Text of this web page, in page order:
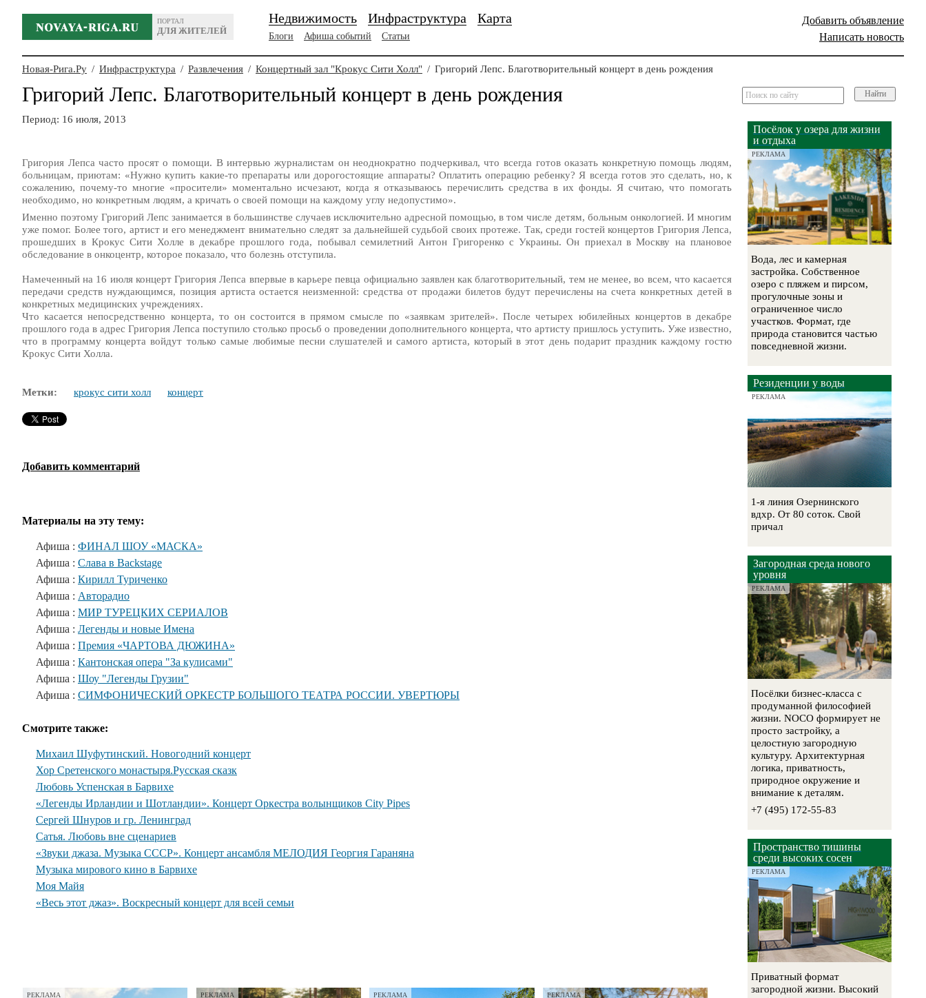
ПОРТАЛ
ДЛЯ ЖИТЕЛЕЙ
Добавить объявление
Написать новость
Недвижимость Инфраструктура Карта
Блоги Афиша событий Статьи
Новая-Рига.Ру / Инфраструктура / Развлечения / Концертный зал "Крокус Сити Холл" / Григорий Лепс. Благотворительный концерт в день рождения
Григорий Лепс. Благотворительный концерт в день рождения
Период: 16 июля, 2013
Григория Лепса часто просят о помощи. В интервью журналистам он неоднократно подчеркивал, что всегда готов оказать конкретную помощь людям,
больницам, приютам: «Нужно купить какие-то препараты или дорогостоящие аппараты? Оплатить операцию ребенку? Я всегда готов это сделать, но, к
сожалению, почему-то многие «просители» моментально исчезают, когда я отказываюсь перечислить средства в их фонды. Я считаю, что помогать
необходимо, но конкретным людям, а кричать о своей помощи на каждому углу недопустимо».
Именно поэтому Григорий Лепс занимается в большинстве случаев исключительно адресной помощью, в том числе детям, больным онкологией. И многим
уже помог. Более того, артист и его менеджмент внимательно следят за дальнейшей судьбой своих протеже. Так, среди гостей концертов Григория Лепса,
прошедших в Крокус Сити Холле в декабре прошлого года, побывал семилетний Антон Григоренко с Украины. Он приехал в Москву на плановое
обследование в онкоцентр, которое показало, что болезнь отступила.
Намеченный на 16 июля концерт Григория Лепса впервые в карьере певца официально заявлен как благотворительный, тем не менее, во всем, что касается
передачи средств нуждающимся, позиция артиста остается неизменной: средства от продажи билетов будут перечислены на счета конкретных детей в
конкретных медицинских учреждениях.
Что касается непосредственно концерта, то он состоится в прямом смысле по «заявкам зрителей». После четырех юбилейных концертов в декабре
прошлого года в адрес Григория Лепса поступило столько просьб о проведении дополнительного концерта, что артисту пришлось уступить. Уже известно,
что в программу концерта войдут только самые любимые песни слушателей и самого артиста, который в этот день подарит праздник каждому гостю
Крокус Сити Холла.
Метки: крокус сити холл концерт
Добавить комментарий
Материалы на эту тему:
Афиша : ФИНАЛ ШОУ «МАСКА»
Афиша : Слава в Backstage
Афиша : Кирилл Туриченко
Афиша : Авторадио
Афиша : МИР ТУРЕЦКИХ СЕРИАЛОВ
Афиша : Легенды и новые Имена
Афиша : Премия «ЧАРТОВА ДЮЖИНА»
Афиша : Кантонская опера "За кулисами"
Афиша : Шоу "Легенды Грузии"
Афиша : СИМФОНИЧЕСКИЙ ОРКЕСТР БОЛЬШОГО ТЕАТРА РОССИИ. УВЕРТЮРЫ
Смотрите также:
Михаил Шуфутинский. Новогодний концерт
Хор Сретенского монастыря.Русская сказк
Любовь Успенская в Барвихе
«Легенды Ирландии и Шотландии». Концерт Оркестра волынщиков City Pipes
Сергей Шнуров и гр. Ленинград
Сатья. Любовь вне сценариев
«Звуки джаза. Музыка СССР». Концерт ансамбля МЕЛОДИЯ Георгия Гараняна
Музыка мирового кино в Барвихе
Моя Майя
«Весь этот джаз». Воскресный концерт для всей семьи
РЕКЛАМА РЕКЛАМА РЕКЛАМА РЕКЛАМА
Найти
Посёлок у озера для жизни
и отдыха
РЕКЛАМА
Вода, лес и камерная
застройка. Собственное
озеро с пляжем и пирсом,
прогулочные зоны и
ограниченное число
участков. Формат, где
природа становится частью
повседневной жизни.
Резиденции у воды
РЕКЛАМА
1-я линия Озернинского
вдхр. От 80 соток. Свой
причал
Загородная среда нового
уровня
РЕКЛАМА
Посёлки бизнес-класса с
продуманной философией
жизни. NOCO формирует не
просто застройку, а
целостную загородную
культуру. Архитектурная
логика, приватность,
природное окружение и
внимание к деталям.
+7 (495) 172-55-83
Пространство тишины
среди высоких сосен
РЕКЛАМА
Приватный формат
загородной жизни. Высокий